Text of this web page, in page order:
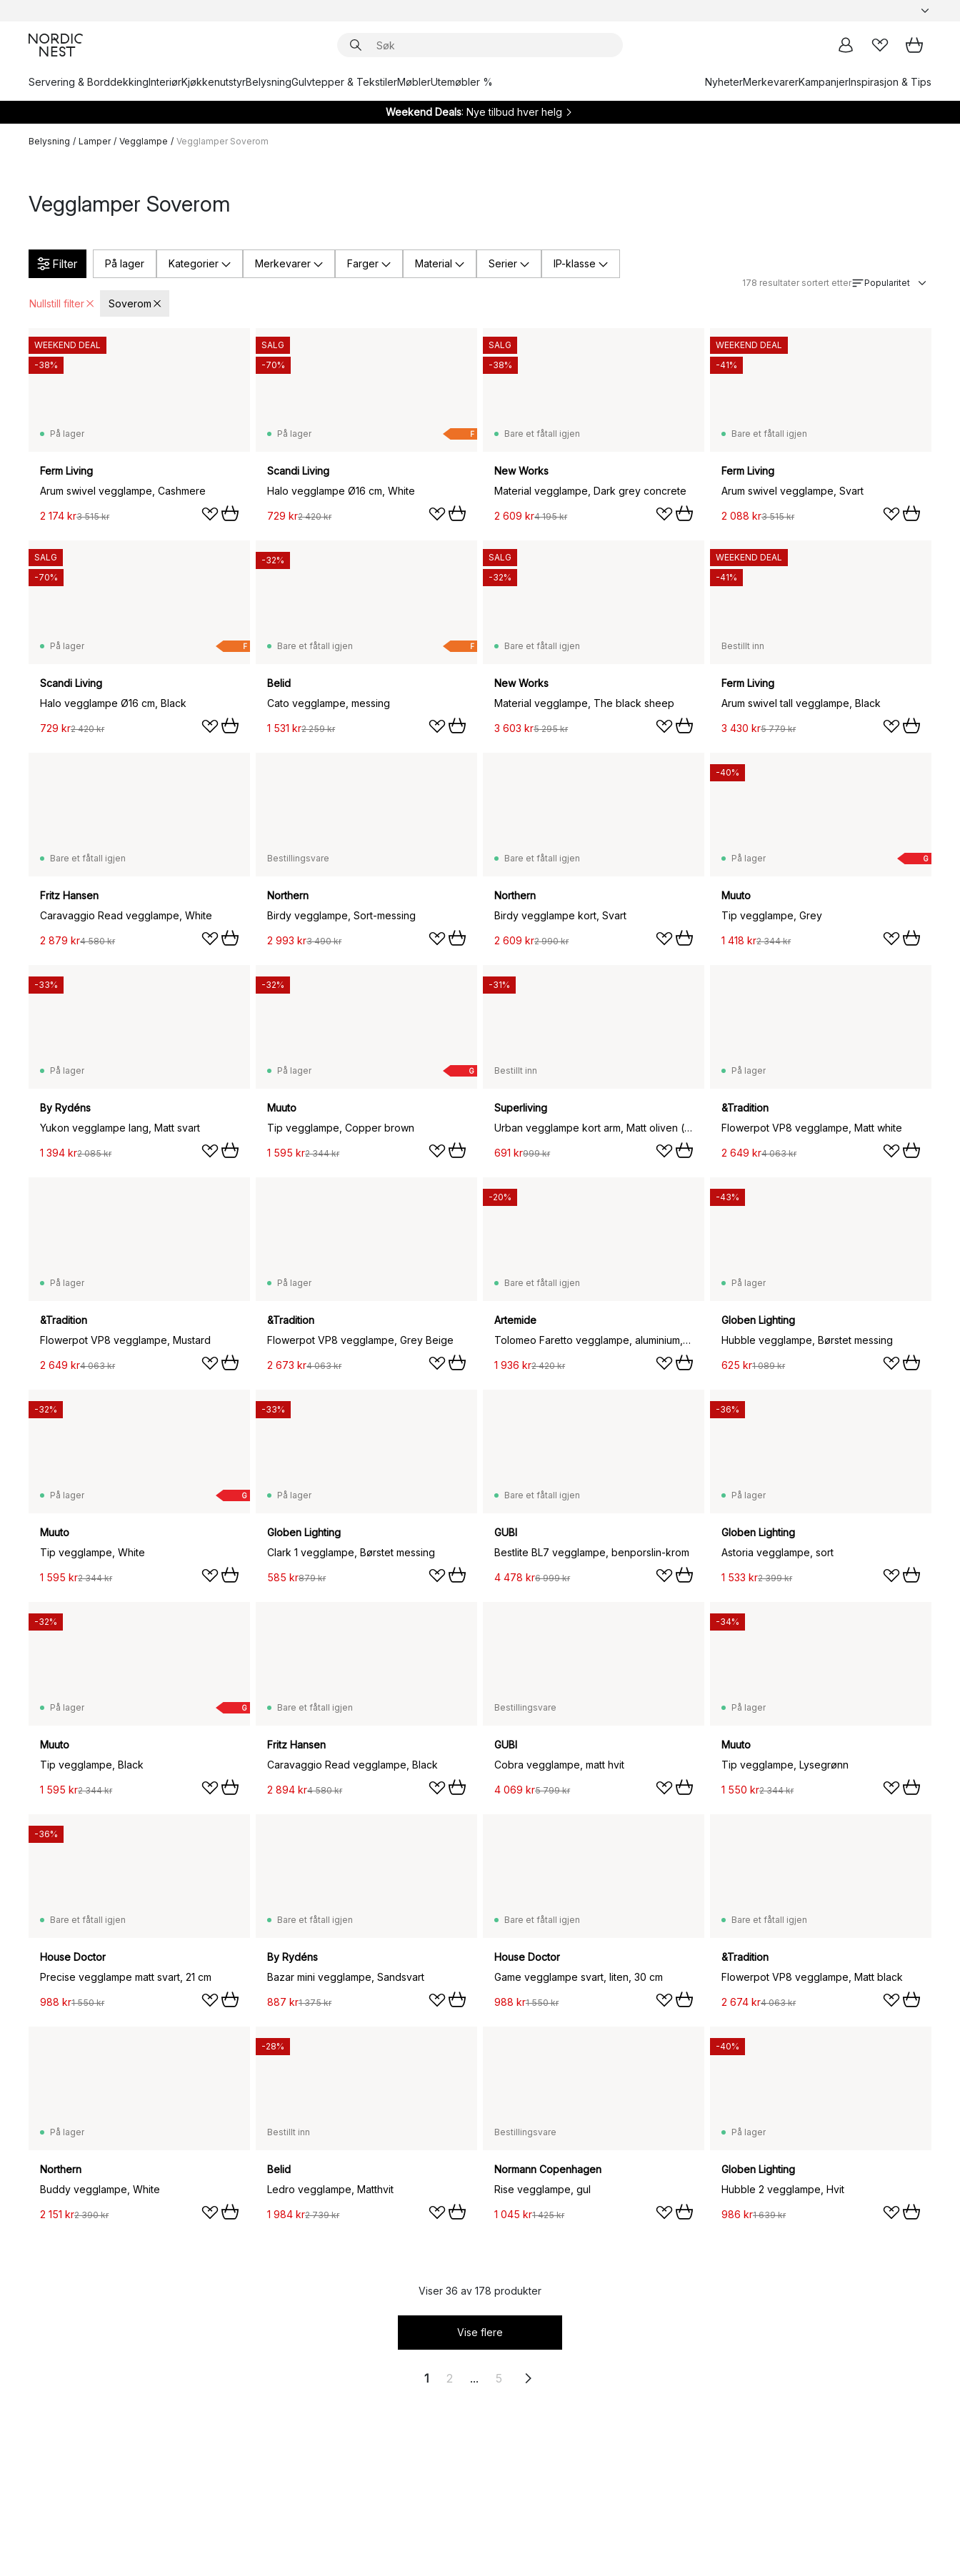
Servering & BorddekkingInteriørKjøkkenutstyrBelysningGulvtepper & TekstilerMøblerUtemøbler % NyheterMerkevarerKampanjerInspirasjon & Tips
Weekend Deals: Nye tilbud hver helg
Belysning / Lamper / Vegglampe / Vegglamper Soverom
Vegglamper Soverom
Filter På lager Kategorier Merkevarer Farger Material Serier IP-klasse
Nullstill filter Soverom
178 resultater sortert etter Popularitet
På lager
Ferm Living
Arum swivel vegglampe, Cashmere
2 174 kr3 515 kr
WEEKEND DEAL
-38%
F
På lager
Scandi Living
Halo vegglampe Ø16 cm, White
729 kr2 420 kr
SALG
-70%
Bare et fåtall igjen
New Works
Material vegglampe, Dark grey concrete
2 609 kr4 195 kr
SALG
-38%
Bare et fåtall igjen
Ferm Living
Arum swivel vegglampe, Svart
2 088 kr3 515 kr
WEEKEND DEAL
-41%
F
På lager
Scandi Living
Halo vegglampe Ø16 cm, Black
729 kr2 420 kr
SALG
-70%
F
Bare et fåtall igjen
Belid
Cato vegglampe, messing
1 531 kr2 259 kr
-32%
Bare et fåtall igjen
New Works
Material vegglampe, The black sheep
3 603 kr5 295 kr
SALG
-32%
Bestillt inn
Ferm Living
Arum swivel tall vegglampe, Black
3 430 kr5 779 kr
WEEKEND DEAL
-41%
Bare et fåtall igjen
Fritz Hansen
Caravaggio Read vegglampe, White
2 879 kr4 580 kr
Bestillingsvare
Northern
Birdy vegglampe, Sort-messing
2 993 kr3 490 kr
Bare et fåtall igjen
Northern
Birdy vegglampe kort, Svart
2 609 kr2 990 kr
G
På lager
Muuto
Tip vegglampe, Grey
1 418 kr2 344 kr
-40%
På lager
By Rydéns
Yukon vegglampe lang, Matt svart
1 394 kr2 085 kr
-33%
G
På lager
Muuto
Tip vegglampe, Copper brown
1 595 kr2 344 kr
-32%
Bestillt inn
Superliving
Urban vegglampe kort arm, Matt oliven (grønn)
691 kr999 kr
-31%
På lager
&Tradition
Flowerpot VP8 vegglampe, Matt white
2 649 kr4 063 kr
På lager
&Tradition
Flowerpot VP8 vegglampe, Mustard
2 649 kr4 063 kr
På lager
&Tradition
Flowerpot VP8 vegglampe, Grey Beige
2 673 kr4 063 kr
Bare et fåtall igjen
Artemide
Tolomeo Faretto vegglampe, aluminium, uten av-og-på-knapp
1 936 kr2 420 kr
-20%
På lager
Globen Lighting
Hubble vegglampe, Børstet messing
625 kr1 089 kr
-43%
G
På lager
Muuto
Tip vegglampe, White
1 595 kr2 344 kr
-32%
På lager
Globen Lighting
Clark 1 vegglampe, Børstet messing
585 kr879 kr
-33%
Bare et fåtall igjen
GUBI
Bestlite BL7 vegglampe, benporslin-krom
4 478 kr6 999 kr
På lager
Globen Lighting
Astoria vegglampe, sort
1 533 kr2 399 kr
-36%
G
På lager
Muuto
Tip vegglampe, Black
1 595 kr2 344 kr
-32%
Bare et fåtall igjen
Fritz Hansen
Caravaggio Read vegglampe, Black
2 894 kr4 580 kr
Bestillingsvare
GUBI
Cobra vegglampe, matt hvit
4 069 kr5 799 kr
På lager
Muuto
Tip vegglampe, Lysegrønn
1 550 kr2 344 kr
-34%
Bare et fåtall igjen
House Doctor
Precise vegglampe matt svart, 21 cm
988 kr1 550 kr
-36%
Bare et fåtall igjen
By Rydéns
Bazar mini vegglampe, Sandsvart
887 kr1 375 kr
Bare et fåtall igjen
House Doctor
Game vegglampe svart, liten, 30 cm
988 kr1 550 kr
Bare et fåtall igjen
&Tradition
Flowerpot VP8 vegglampe, Matt black
2 674 kr4 063 kr
På lager
Northern
Buddy vegglampe, White
2 151 kr2 390 kr
Bestillt inn
Belid
Ledro vegglampe, Matthvit
1 984 kr2 739 kr
-28%
Bestillingsvare
Normann Copenhagen
Rise vegglampe, gul
1 045 kr1 425 kr
På lager
Globen Lighting
Hubble 2 vegglampe, Hvit
986 kr1 639 kr
-40%
Viser 36 av 178 produkter
Vise flere
1 2 ... 5